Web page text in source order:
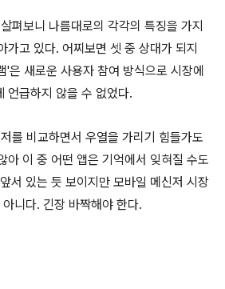
펴보니 나름대로의 각각의 특징을 가지
가고 있다. 어찌보면 셋 중 상대가 되지
'은 새로운 사용자 참여 방식으로 시장에
언급하지 않을 수 없었다.
를 비교하면서 우열을 가리기 힘들가도
아 이 중 어떤 앱은 기억에서 잊혀질 수도
서 있는 듯 보이지만 모바일 메신저 시장
니다. 긴장 바짝해야 한다.